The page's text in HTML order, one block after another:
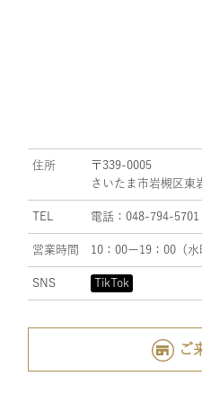
住所
〒339-0005
さいたま市岩槻区
TEL 電話：048-794-5701
営業時間 10：00ー19：00（水
SNS TikTok
ご